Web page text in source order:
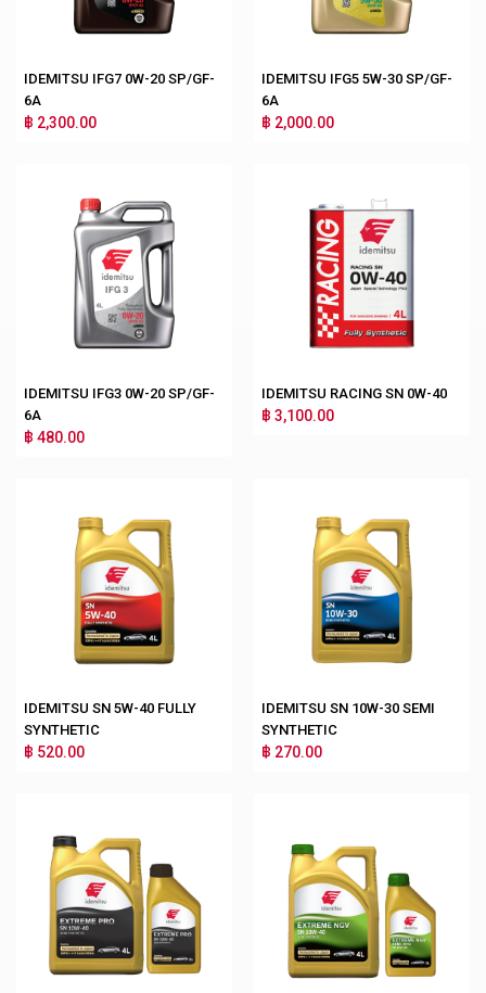
IDEMITSU IFG7 0W-20 SP/GF-
6A
฿ 2,300.00
IDEMITSU IFG5 5W-30 SP/GF-
6A
฿ 2,000.00
IDEMITSU IFG3 0W-20 SP/GF-
6A
฿ 480.00
IDEMITSU RACING SN 0W-40
฿ 3,100.00
IDEMITSU SN 5W-40 FULLY
SYNTHETIC
฿ 520.00
IDEMITSU SN 10W-30 SEMI
SYNTHETIC
฿ 270.00